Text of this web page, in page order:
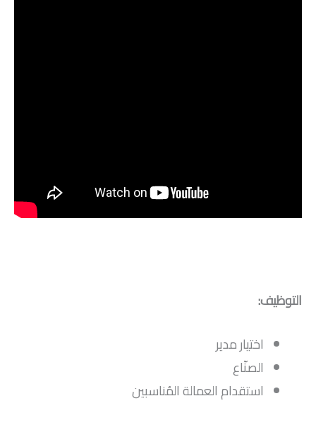
التوظيف:
اختيار مدير
الصنّاع
استقدام العمالة المُناسبين